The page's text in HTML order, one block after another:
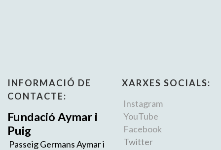
INFORMACIÓ DE
CONTACTE:
Fundació Aymar i
Puig
Passeig Germans Aymar i
XARXES SOCIALS:
Instagram
YouTube
Facebook
Twitter